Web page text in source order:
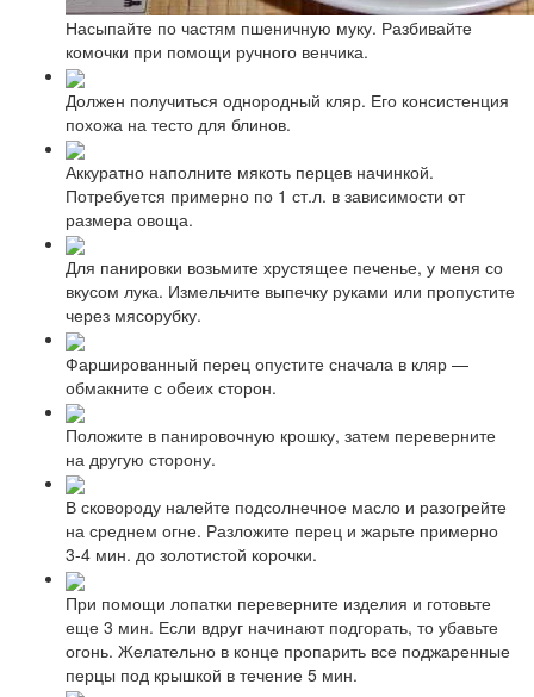
Насыпайте по частям пшеничную муку. Разбивайте
комочки при помощи ручного венчика.
Должен получиться однородный кляр. Его консистенция
похожа на тесто для блинов.
Аккуратно наполните мякоть перцев начинкой.
Потребуется примерно по 1 ст.л. в зависимости от
размера овоща.
Для панировки возьмите хрустящее печенье, у меня со
вкусом лука. Измельчите выпечку руками или пропустите
через мясорубку.
Фаршированный перец опустите сначала в кляр —
обмакните с обеих сторон.
Положите в панировочную крошку, затем переверните
на другую сторону.
В сковороду налейте подсолнечное масло и разогрейте
на среднем огне. Разложите перец и жарьте примерно
3-4 мин. до золотистой корочки.
При помощи лопатки переверните изделия и готовьте
еще 3 мин. Если вдруг начинают подгорать, то убавьте
огонь. Желательно в конце пропарить все поджаренные
перцы под крышкой в течение 5 мин.